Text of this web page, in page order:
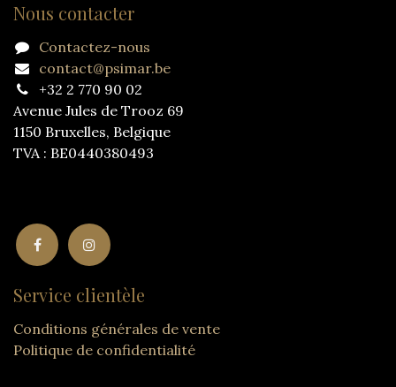
Nous contacter
Contactez-nous
contact@psimar.be
+32 2 770 90 02
Avenue Jules de Trooz 69
1150 Bruxelles, Belgique
TVA : BE0440380493
Service clientèle
Conditions générales de vente
Politique de confidentialité